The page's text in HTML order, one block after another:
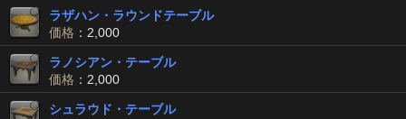
ラザハン・ラウンドテーブル
価格 ：2,000
ラノシアン・テーブル
価格 ：2,000
シュラウド・テーブル